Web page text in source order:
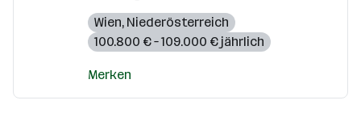
Wien, Niederösterreich
100.800 € – 109.000 € jährlich
Merken